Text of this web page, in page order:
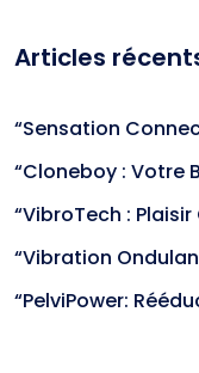
Articles
“Sensation
“Cloneboy : Votre
“VibroTech :
“Vibration
“PelviPower: